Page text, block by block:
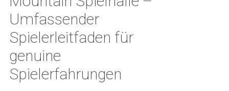
Umfassender
Spielerleitfaden für
genuine
Spielerfahrungen